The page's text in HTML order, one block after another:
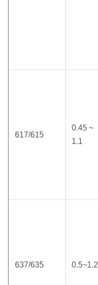
617/615
0.45 ~
1.1
637/635 0.5~1.2